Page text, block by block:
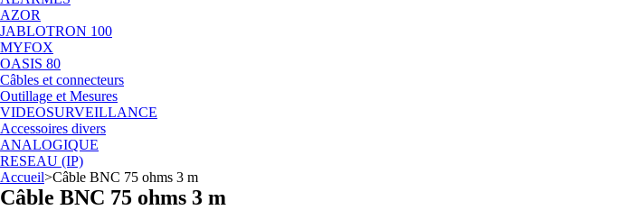
AZOR
JABLOTRON 100
MYFOX
OASIS 80
Câbles et connecteurs
Outillage et Mesures
VIDEOSURVEILLANCE
Accessoires divers
ANALOGIQUE
RESEAU (IP)
Accueil>Câble BNC 75 ohms 3 m
Câble BNC 75 ohms 3 m